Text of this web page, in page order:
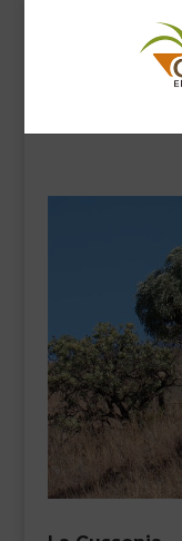
COMPLEMENTOS
MASCOTAS
DECORACIÓN
HORARIO GARDEN
CONTACTAR